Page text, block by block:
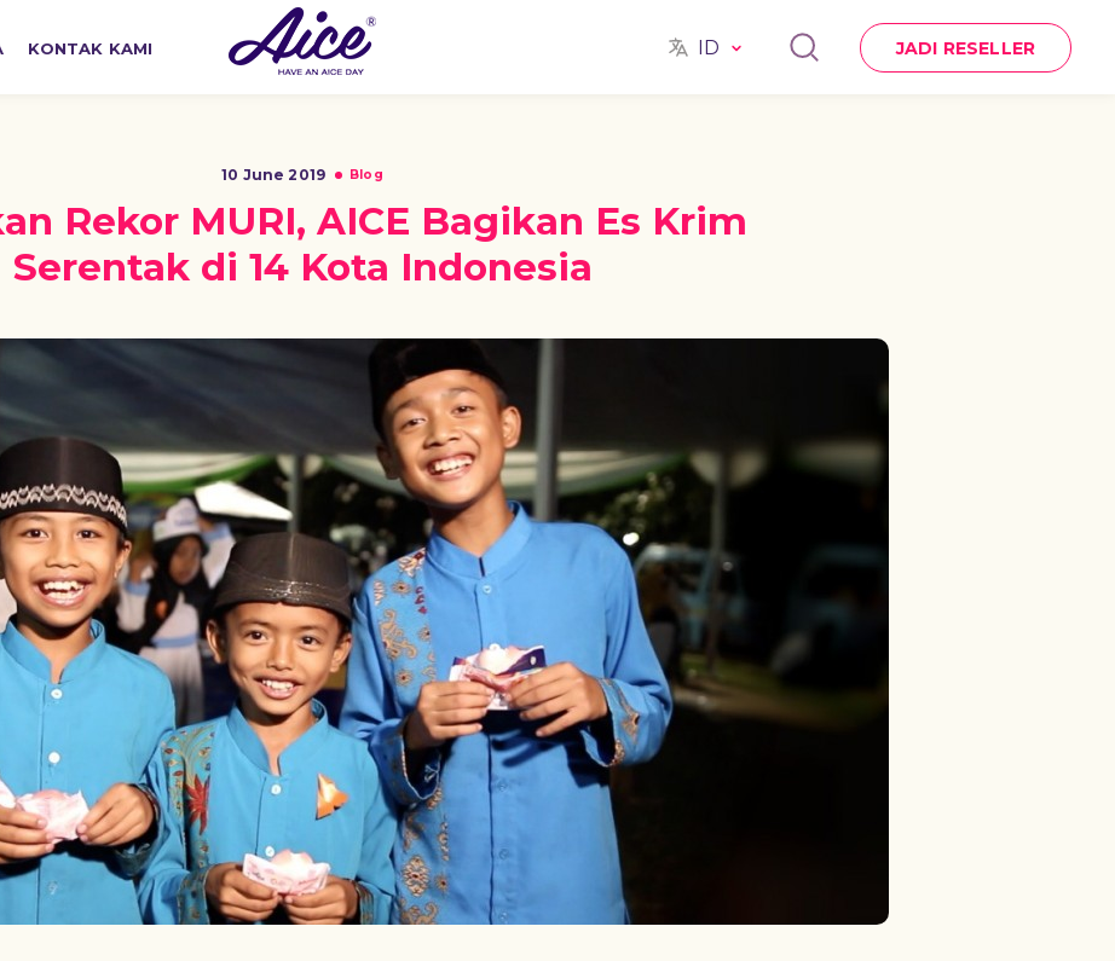
KONTAK KAMI ID JADI RESELLER
10 June 2019 Blog
Rekor MURI, AICE Bagikan Es Krim
Serentak di 14 Kota Indonesia